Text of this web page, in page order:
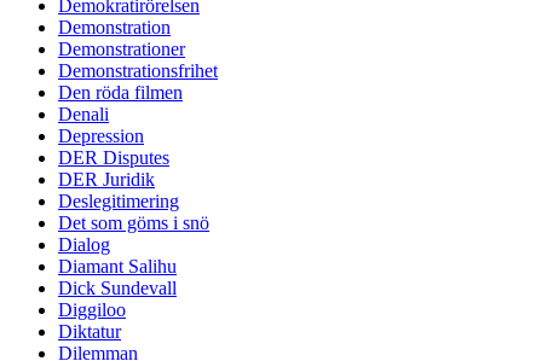
Demokratirörelsen
Demonstration
Demonstrationer
Demonstrationsfrihet
Den röda filmen
Denali
Depression
DER Disputes
DER Juridik
Deslegitimering
Det som göms i snö
Dialog
Diamant Salihu
Dick Sundevall
Diggiloo
Diktatur
Dilemman